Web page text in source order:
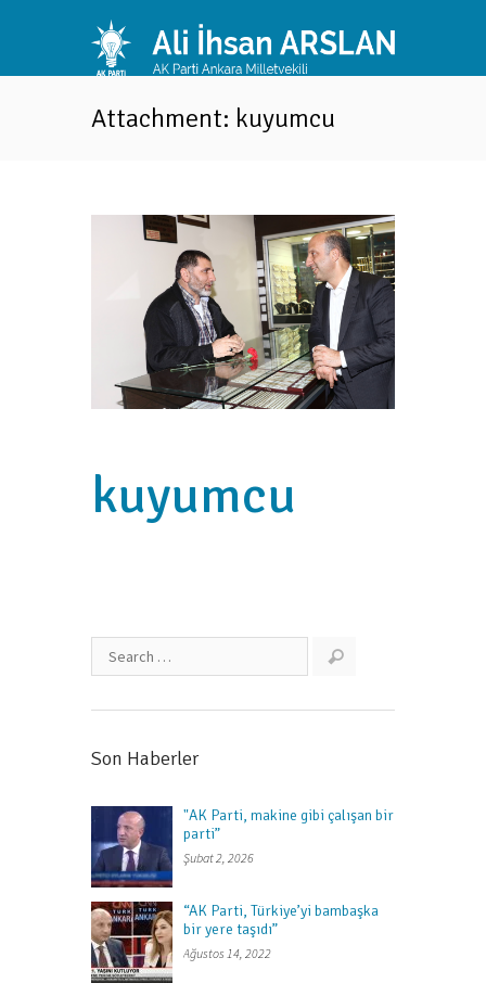
Attachment: kuyumcu
kuyumcu
Son Haberler
"AK Parti, makine gibi çalışan bir
parti”
Şubat 2, 2026
“AK Parti, Türkiye’yi bambaşka
bir yere taşıdı”
Ağustos 14, 2022